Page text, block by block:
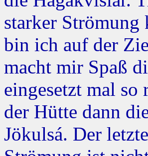
starker
bin ich auf der
macht mir Spaß
eingesetzt mal
der Hütte dann
Jökulsá. Der